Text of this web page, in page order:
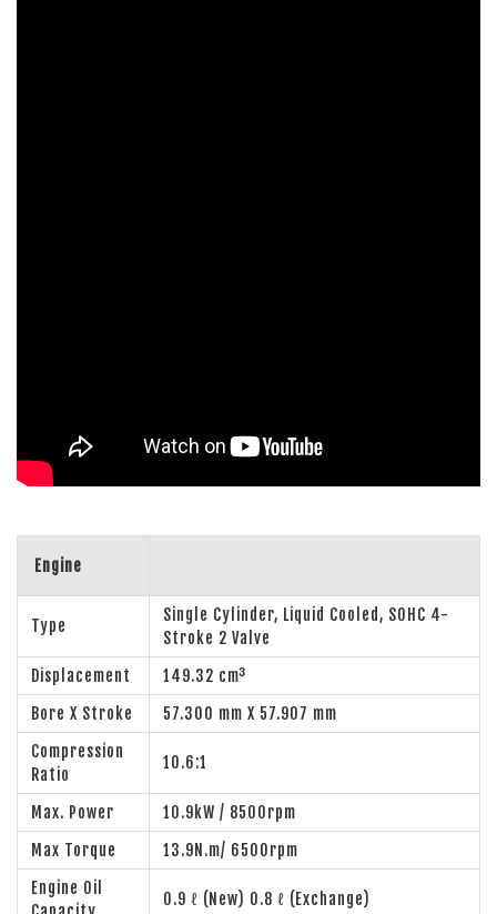
Engine
Type
Single Cylinder, Liquid Cooled, SOHC 4-
Stroke 2 Valve
Displacement
149.32 cm³
Bore X Stroke
57.300 mm X 57.907 mm
Compression
Ratio
10.6:1
Max. Power
10.9kW / 8500rpm
Max Torque
13.9N.m/ 6500rpm
Engine Oil
0.9 ℓ (New) 0.8 ℓ (Exchange)